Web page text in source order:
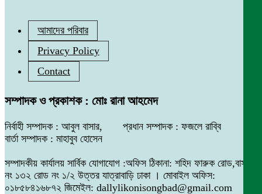
আমাদের পরিবার
Privacy Policy
Contact
সম্পাদক ও প্রকাশক : মোঃ রানা আহমেদ
নির্বাহী সম্পাদক : আবুল বাসার, প্রধান সম্পাদক : ফজলে রাব্বি
বার্তা সম্পাদক : মাহাবুব হোসেন
সম্পাদকীয় কার্যালয় সার্বিক যোগাযোগ :অফিস ঠিকানা: শহিদ ফারুক রোড,বাসা
নং ১৩২ রোড নং ১/২ উত্তর যাত্রাবাড়ি ঢাকা । মোবাইল অফিস:
০১৮৫৮৪১৬৮৭২ জিমেইল: dallylikonisongbad@gmail.com